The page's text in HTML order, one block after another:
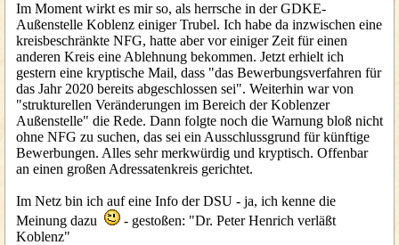
Im Moment wirkt es mir so, als herrsche in der GDKE-
Außenstelle Koblenz einiger Trubel. Ich habe da inzwischen eine
kreisbeschränkte NFG, hatte aber vor einiger Zeit für einen
anderen Kreis eine Ablehnung bekommen. Jetzt erhielt ich
gestern eine kryptische Mail, dass "das Bewerbungsverfahren für
das Jahr 2020 bereits abgeschlossen sei". Weiterhin war von
"strukturellen Veränderungen im Bereich der Koblenzer
Außenstelle" die Rede. Dann folgte noch die Warnung bloß nicht
ohne NFG zu suchen, das sei ein Ausschlussgrund für künftige
Bewerbungen. Alles sehr merkwürdig und kryptisch. Offenbar
an einen großen Adressatenkreis gerichtet.
Im Netz bin ich auf eine Info der DSU - ja, ich kenne die
Meinung dazu
- gestoßen: "Dr. Peter Henrich verläßt
Koblenz"